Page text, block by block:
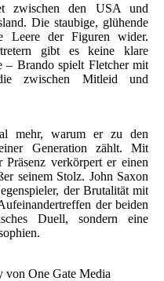
zwischen den USA und
Die staubige, glühende
Leere der Figuren wider.
gibt es keine klare
– Brando spielt Fletcher mit
zwischen Mitleid und
mehr, warum er zu den
Generation zählt. Mit
verkörpert er einen
seinem Stolz. John Saxon
der Brutalität mit
der beiden
Duell, sondern eine
von One Gate Media